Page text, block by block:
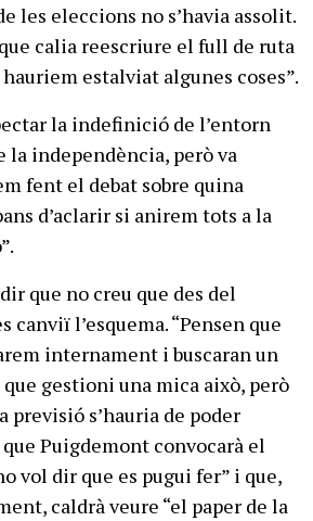
les eleccions no s’havia assolit.
que calia reescriure el full de ruta
estalviat algunes coses”.
la indefinició de l’entorn
la independència, però va
fent el debat sobre quina
d’aclarir si anirem tots a la
que no creu que des del
canviï l’esquema. “Pensen que
internament i buscaran un
gestioni una mica això, però
previsió s’hauria de poder
Puigdemont convocarà el
vol dir que es pugui fer” i que,
caldrà veure “el paper de la